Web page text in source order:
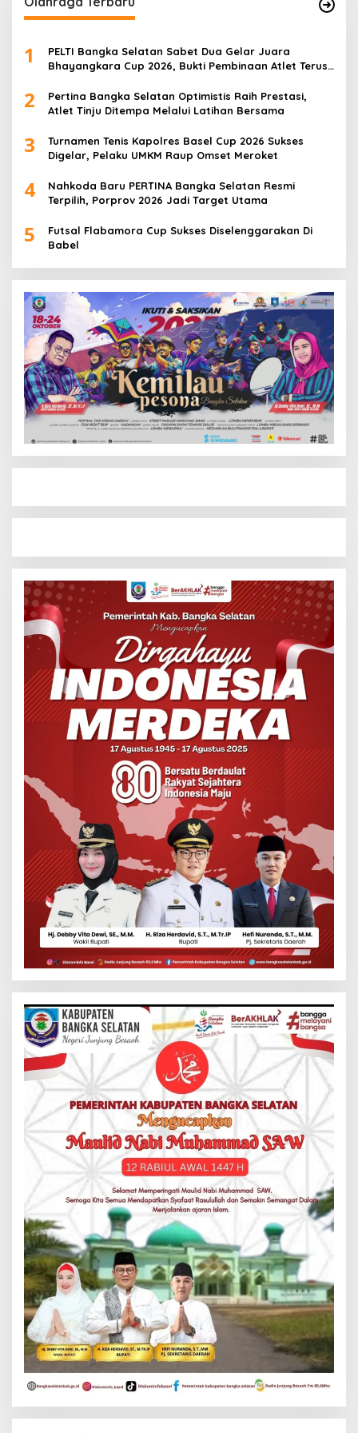
1
PELTI Bangka Selatan Sabet Dua Gelar Juara
Bhayangkara Cup 2026, Bukti Pembinaan Atlet Terus
2
Pertina Bangka Selatan Optimistis Raih Prestasi,
Atlet Tinju Ditempa Melalui Latihan Bersama
3
Turnamen Tenis Kapolres Basel Cup 2026 Sukses
Digelar, Pelaku UMKM Raup Omset Meroket
4
Nahkoda Baru PERTINA Bangka Selatan Resmi
Terpilih, Porprov 2026 Jadi Target Utama
5
Futsal Flabamora Cup Sukses Diselenggarakan Di
Babel